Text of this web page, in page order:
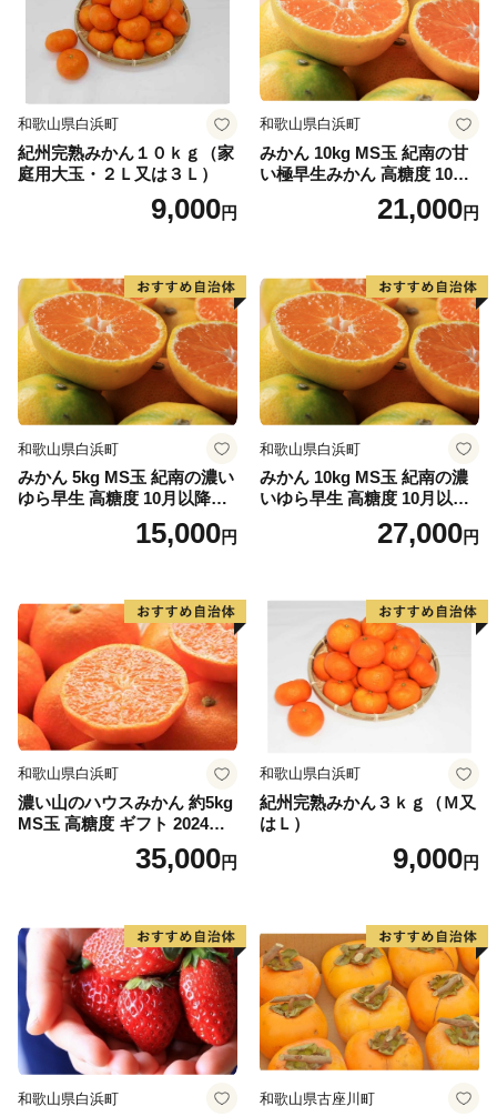
和歌山県白浜町
紀州完熟みかん１０ｋｇ（家
庭用大玉・２Ｌ又は３Ｌ）
9,000円
和歌山県白浜町
みかん 10kg MS玉 紀南の甘
い極早生みかん 高糖度 10月
以降発送 マルチ被覆栽培
21,000円
和歌山県白浜町
みかん 5kg MS玉 紀南の濃い
ゆら早生 高糖度 10月以降発
送 マルチ被覆栽培15,000円
和歌山県白浜町
みかん 10kg MS玉 紀南の濃
いゆら早生 高糖度 10月以降
発送 マルチ被覆栽培27,000円
和歌山県白浜町
濃い山のハウスみかん 約5kg
MS玉 高糖度 ギフト 2024年7
35,000円
和歌山県白浜町
紀州完熟みかん３ｋｇ（Ｍ又
はＬ）
9,000円
和歌山県白浜町 和歌山県古座川町